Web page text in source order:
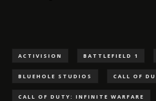
ACTIVISION BATTLEFIELD 1
BLUEHOLE STUDIOS CALL OF
CALL OF DUTY: INFINITE WARFARE